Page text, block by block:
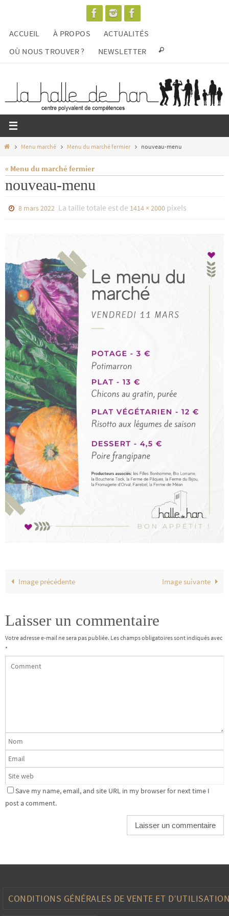
contenu
ACCUEIL À PROPOS
ACTUALITÉS
OÙ NOUS TROUVER ?
NEWSLETTER
HomeMenu marché Menu du marché fermier nouveau-menu
« Menu du marché fermier
nouveau-menu
8 mars 2022 La taille totale est de 1414 × 2000 pixels
Image précédente Image suivante
Laisser un commentaire
Votre adresse e-mail ne sera pas publiée. Les champs obligatoires sont indiqués avec
*
Save my name, email, and site URL in my browser for next time I
post a comment.
CONDITIONS GÉNÉRALES DE VENTE ET